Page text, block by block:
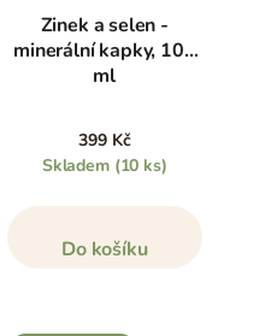
Zinek a selen -
minerální kapky, 100
ml
399 Kč
Skladem (10 ks)
Do košíku